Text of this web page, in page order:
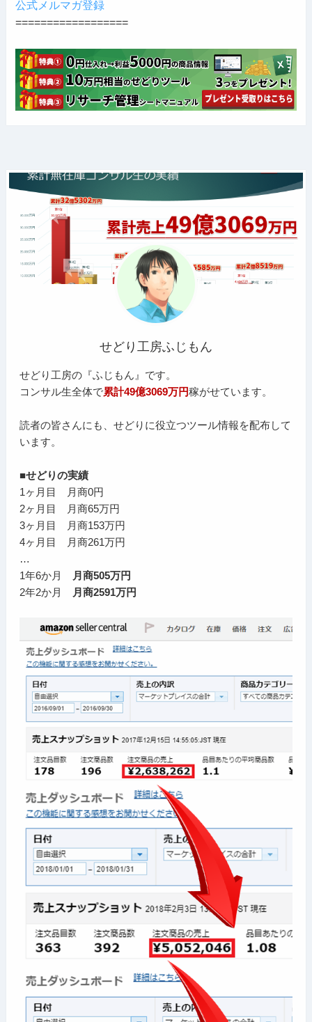
公式メルマガ登録
==================
せどり工房ふじもん
せどり工房の『ふじもん』です。
コンサル生全体で累計49億3069万円稼がせています。
読者の皆さんにも、せどりに役立つツール情報を配布して
います。
■せどりの実績
1ヶ月目 月商0円
2ヶ月目 月商65万円
3ヶ月目 月商153万円
4ヶ月目 月商261万円
…
1年6か月
月商505万円
2年2か月
月商2591万円